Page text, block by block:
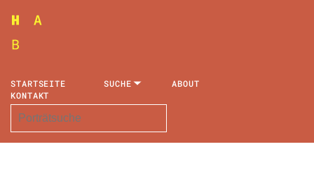
STARTSEITE SUCHE
ABOUT
KONTAKT